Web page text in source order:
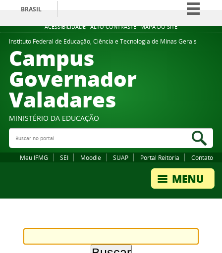
ACESSIBILIDADE ALTO CONTRASTE MAPA DO SITE
BRASIL
Simplifique!
Comunica BR
Instituto Federal de Educação, Ciência e Tecnologia de Minas Gerais
Campus
Governador
Valadares
MINISTÉRIO DA EDUCAÇÃO
Buscar no portal
Meu IFMG SEI Moodle SUAP Portal Reitoria Contato